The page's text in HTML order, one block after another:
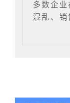
多数企业
混乱、